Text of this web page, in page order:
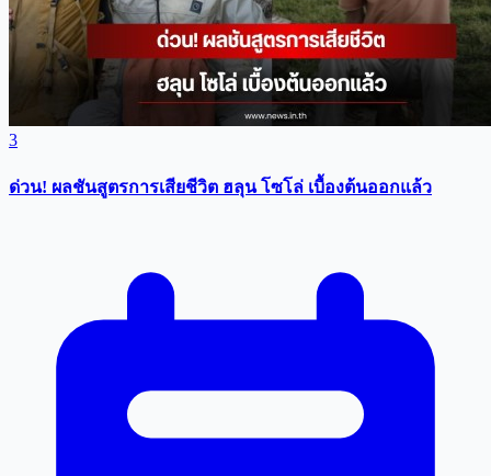
3
ด่วน! ผลชันสูตรการเสียชีวิต ฮลุน โซโล่ เบื้องต้นออกแล้ว